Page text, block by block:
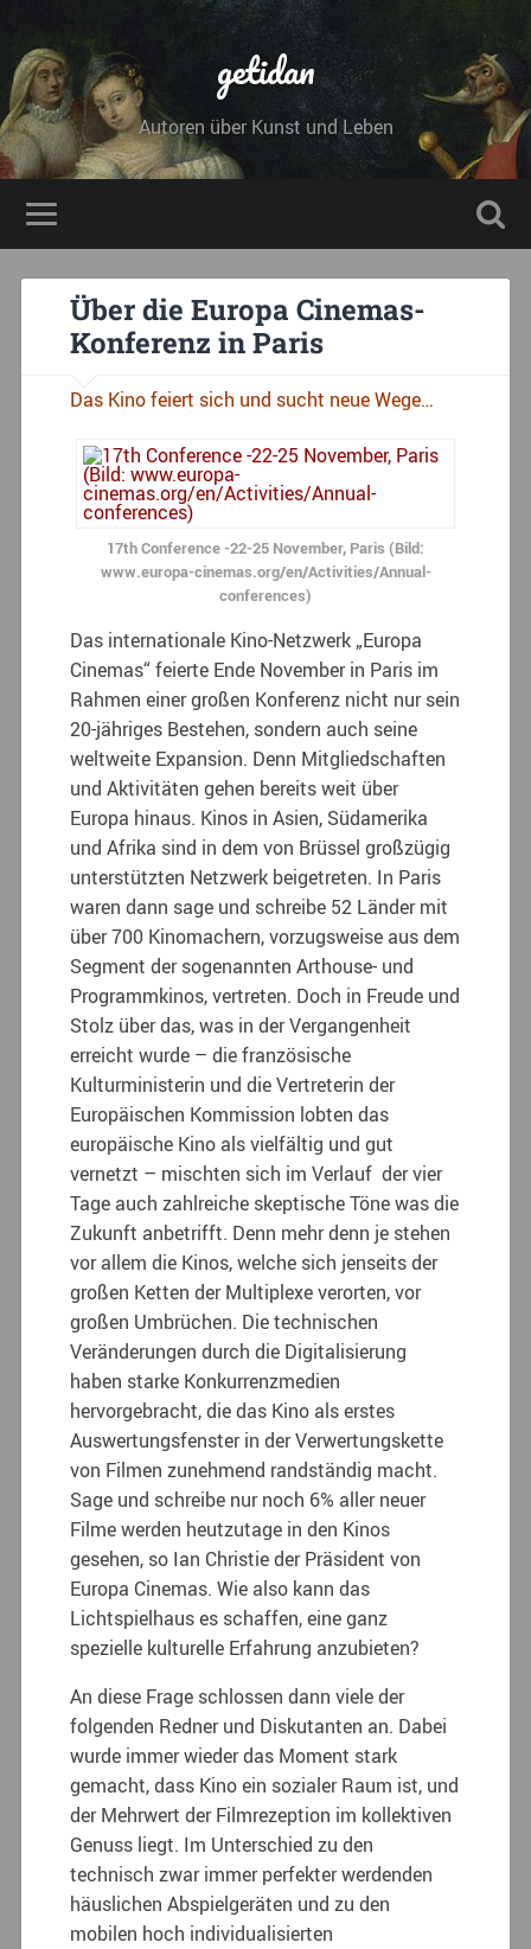
getidan
Autoren über Kunst und Leben
Über die Europa Cinemas-
Konferenz in Paris
Das Kino feiert sich und sucht neue Wege…
17th Conference -22-25 November, Paris (Bild:
www.europa-cinemas.org/en/Activities/Annual-
conferences)
Das internationale Kino-Netzwerk „Europa
Cinemas“ feierte Ende November in Paris im
Rahmen einer großen Konferenz nicht nur sein
20-jähriges Bestehen, sondern auch seine
weltweite Expansion. Denn Mitgliedschaften
und Aktivitäten gehen bereits weit über
Europa hinaus. Kinos in Asien, Südamerika
und Afrika sind in dem von Brüssel großzügig
unterstützten Netzwerk beigetreten. In Paris
waren dann sage und schreibe 52 Länder mit
über 700 Kinomachern, vorzugsweise aus dem
Segment der sogenannten Arthouse- und
Programmkinos, vertreten. Doch in Freude und
Stolz über das, was in der Vergangenheit
erreicht wurde – die französische
Kulturministerin und die Vertreterin der
Europäischen Kommission lobten das
europäische Kino als vielfältig und gut
vernetzt – mischten sich im Verlauf der vier
Tage auch zahlreiche skeptische Töne was die
Zukunft anbetrifft. Denn mehr denn je stehen
vor allem die Kinos, welche sich jenseits der
großen Ketten der Multiplexe verorten, vor
großen Umbrüchen. Die technischen
Veränderungen durch die Digitalisierung
haben starke Konkurrenzmedien
hervorgebracht, die das Kino als erstes
Auswertungsfenster in der Verwertungskette
von Filmen zunehmend randständig macht.
Sage und schreibe nur noch 6% aller neuer
Filme werden heutzutage in den Kinos
gesehen, so Ian Christie der Präsident von
Europa Cinemas. Wie also kann das
Lichtspielhaus es schaffen, eine ganz
spezielle kulturelle Erfahrung anzubieten?
An diese Frage schlossen dann viele der
folgenden Redner und Diskutanten an. Dabei
wurde immer wieder das Moment stark
gemacht, dass Kino ein sozialer Raum ist, und
der Mehrwert der Filmrezeption im kollektiven
Genuss liegt. Im Unterschied zu den
technisch zwar immer perfekter werdenden
häuslichen Abspielgeräten und zu den
mobilen hoch individualisierten